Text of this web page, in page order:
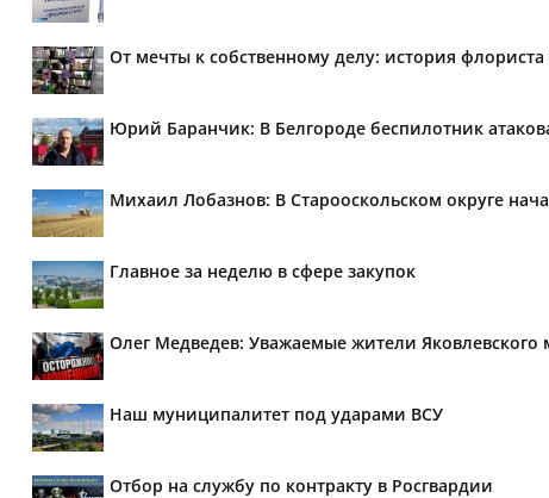
От мечты к собственному делу: история
Юрий Баранчик: В Белгороде беспилотник
Михаил Лобазнов: В Старооскольском округе
Главное за неделю в сфере закупок
Олег Медведев: Уважаемые жители Яковлевского
Наш муниципалитет под ударами ВСУ
Отбор на службу по контракту в Росгвардии